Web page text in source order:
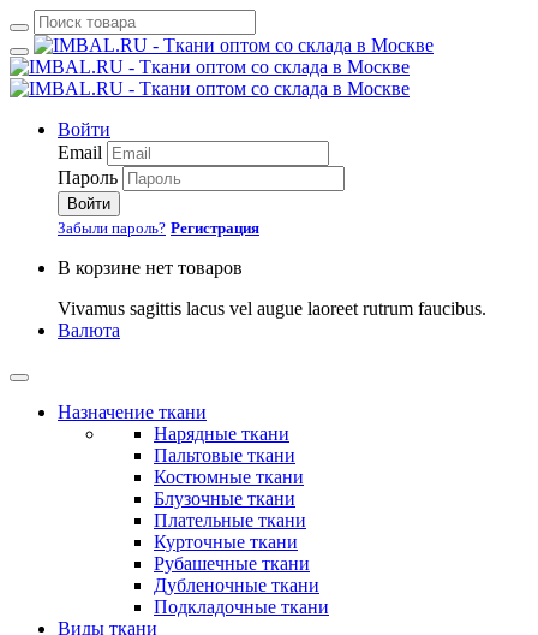
Войти
Email
Пароль
Войти
Забыли пароль? Регистрация
В корзине нет товаров
Vivamus sagittis lacus vel augue laoreet rutrum faucibus.
Валюта
Назначение ткани
Нарядные ткани
Пальтовые ткани
Костюмные ткани
Блузочные ткани
Плательные ткани
Курточные ткани
Рубашечные ткани
Дубленочные ткани
Подкладочные ткани
Виды ткани